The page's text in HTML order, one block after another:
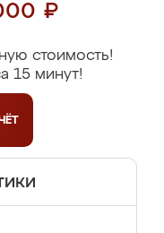
₽
стоимость!
15 минут!